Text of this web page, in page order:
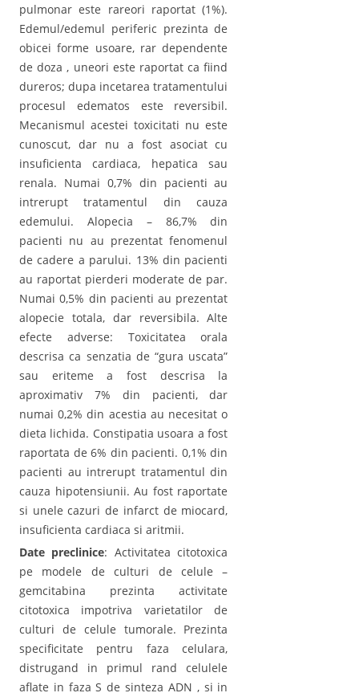
pulmonar este rareori raportat (1%).
Edemul/edemul periferic prezinta de
obicei forme usoare, rar dependente
de doza , uneori este raportat ca fiind
dureros; dupa incetarea tratamentului
procesul edematos este reversibil.
Mecanismul acestei toxicitati nu este
cunoscut, dar nu a fost asociat cu
insuficienta cardiaca, hepatica sau
renala. Numai 0,7% din pacienti au
intrerupt tratamentul din cauza
edemului. Alopecia – 86,7% din
pacienti nu au prezentat fenomenul
de cadere a parului. 13% din pacienti
au raportat pierderi moderate de par.
Numai 0,5% din pacienti au prezentat
alopecie totala, dar reversibila. Alte
efecte adverse: Toxicitatea orala
descrisa ca senzatia de “gura uscata”
sau eriteme a fost descrisa la
aproximativ 7% din pacienti, dar
numai 0,2% din acestia au necesitat o
dieta lichida. Constipatia usoara a fost
raportata de 6% din pacienti. 0,1% din
pacienti au intrerupt tratamentul din
cauza hipotensiunii. Au fost raportate
si unele cazuri de infarct de miocard,
insuficienta cardiaca si aritmii.
Date preclinice: Activitatea citotoxica
pe modele de culturi de celule –
gemcitabina prezinta activitate
citotoxica impotriva varietatilor de
culturi de celule tumorale. Prezinta
specificitate pentru faza celulara,
distrugand in primul rand celulele
aflate in faza S de sinteza ADN , si in